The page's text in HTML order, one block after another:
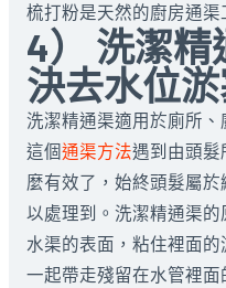
梳打粉是天然的廚房通渠
4） 洗潔精
決去水位
洗潔精通渠適用於廁所
這個通渠方法遇到由頭髮
麼有效了，始終頭髮屬
以處理到。洗潔精通渠
水渠的表面，粘住裡面的
一起帶走殘留在水管裡面